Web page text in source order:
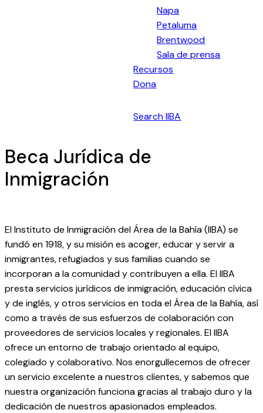
Napa
Petaluma
Brentwood
Sala de prensa
Recursos
Dona
Search IIBA
Beca Jurídica de
Inmigración
El Instituto de Inmigración del Área de la Bahía (IIBA) se
fundó en 1918, y su misión es acoger, educar y servir a
inmigrantes, refugiados y sus familias cuando se
incorporan a la comunidad y contribuyen a ella. El IIBA
presta servicios jurídicos de inmigración, educación cívica
y de inglés, y otros servicios en toda el Área de la Bahía, así
como a través de sus esfuerzos de colaboración con
proveedores de servicios locales y regionales. El IIBA
ofrece un entorno de trabajo orientado al equipo,
colegiado y colaborativo. Nos enorgullecemos de ofrecer
un servicio excelente a nuestros clientes, y sabemos que
nuestra organización funciona gracias al trabajo duro y la
dedicación de nuestros apasionados empleados.